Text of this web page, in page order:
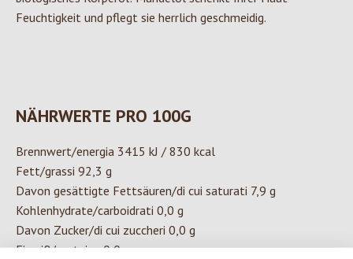
Feuchtigkeit und pflegt sie herrlich geschmeidig.
NÄHRWERTE PRO 100G
Brennwert/energia 3415 kJ / 830 kcal
Fett/grassi 92,3 g
Davon gesättigte Fettsäuren/di cui saturati 7,9 g
Kohlenhydrate/carboidrati 0,0 g
Davon Zucker/di cui zuccheri 0,0 g
Eiweiß/proteine 0,0 g